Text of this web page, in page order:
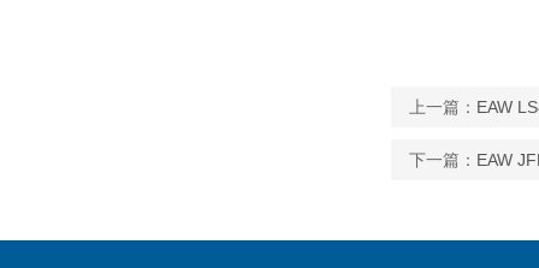
上一篇： EAW
下一篇： EAW